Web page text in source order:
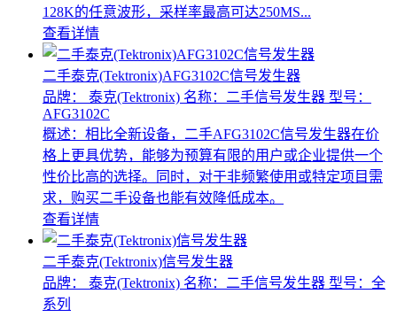
128K的任意波形，采样率最高可达250MS...
查看详情
二手泰克(Tektronix)AFG3102C信号发生器
品牌： 泰克(Tektronix) 名称：二手信号发生器 型号：
AFG3102C
概述：相比全新设备，二手AFG3102C信号发生器在价
格上更具优势，能够为预算有限的用户或企业提供一个
性价比高的选择。同时，对于非频繁使用或特定项目需
求，购买二手设备也能有效降低成本。
查看详情
二手泰克(Tektronix)信号发生器
品牌： 泰克(Tektronix) 名称：二手信号发生器 型号：全
系列